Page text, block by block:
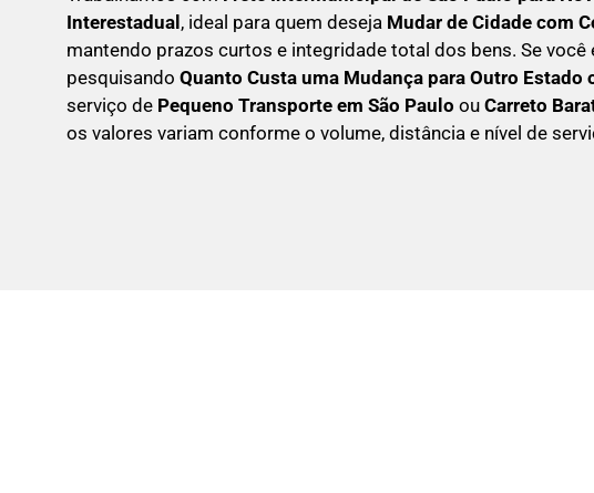
Interestadual, ideal para quem deseja Mudar de Cidade com
mantendo prazos curtos e integridade total dos bens. Se você
pesquisando Quanto Custa uma Mudança para Outro Estado
serviço de Pequeno Transporte em São Paulo ou Carreto
os valores variam conforme o volume, distância e nível de